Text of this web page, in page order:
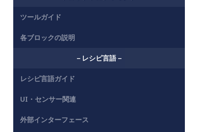
ツールガイド
各ブロックの説明
－レシピ言語－
レシピ言語ガイド
UI・センサー関連
外部インターフェース